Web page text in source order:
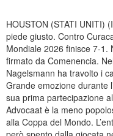
HOUSTON (STATI UNITI)
piede giusto. Contro
Mondiale 2026 finisce 7-1.
firmato da Comenencia.
Nagelsmann ha travolto i
Grande emozione durante
sua prima partecipazione
Advocaat è la meno
alla Coppa del Mondo.